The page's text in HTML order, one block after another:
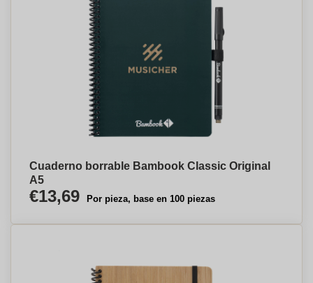
Cuaderno borrable Bambook Classic Original
A5
€13,69 Por pieza, base en 100 piezas